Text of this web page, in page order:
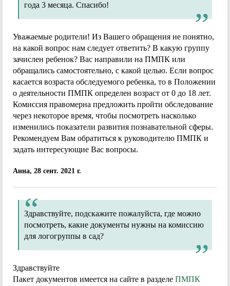
года 3 месяца. Спасибо!
Уважаемые родители! Из Вашего обращения не понятно,
на какой вопрос нам следует ответить? В какую группу
зачислен ребенок? Вас направили на ПМПК или
обращались самостоятельно, с какой целью. Если вопрос
касается возраста обследуемого ребенка, то в Положении
о деятельности ПМПК определен возраст от 0 до 18 лет.
Комиссия правомерна предложить пройти обследование
через некоторое время, чтобы посмотреть насколько
изменились показатели развития познавательной сферы.
Рекомендуем Вам обратиться к руководителю ПМПК и
задать интересующие Вас вопросы.
Анна, 28 сент. 2021 г.
Здравствуйте, подскажите пожалуйста, где можно
посмотреть, какие документы нужны на комиссию
для логогруппы в сад?
Здравствуйте
Пакет документов имеется на сайте в разделе ПМПК